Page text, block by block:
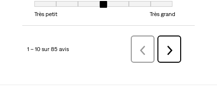
Taille, 4 sur 7, où 1 est égal à Très petit et 7 est égal à Très grand
Très petit
Très grand
1 – 10 sur 85 avis PrécédentavisSuivant
avis